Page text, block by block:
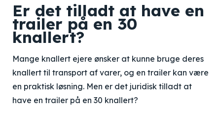
Er det tilladt at have en
trailer på en 30
knallert?
Mange knallert ejere ønsker at kunne bruge deres
knallert til transport af varer, og en trailer kan være
en praktisk løsning. Men er det juridisk tilladt at
have en trailer på en 30 knallert?